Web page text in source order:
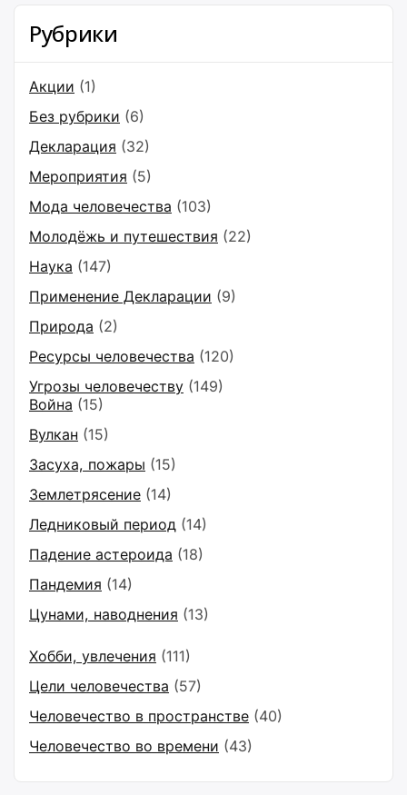
Рубрики
Акции (1)
Без рубрики (6)
Декларация (32)
Мероприятия (5)
Мода человечества (103)
Молодёжь и путешествия (22)
Наука (147)
Применение Декларации (9)
Природа (2)
Ресурсы человечества (120)
Угрозы человечеству (149)
Война (15)
Вулкан (15)
Засуха, пожары (15)
Землетрясение (14)
Ледниковый период (14)
Падение астероида (18)
Пандемия (14)
Цунами, наводнения (13)
Хобби, увлечения (111)
Цели человечества (57)
Человечество в пространстве (40)
Человечество во времени (43)